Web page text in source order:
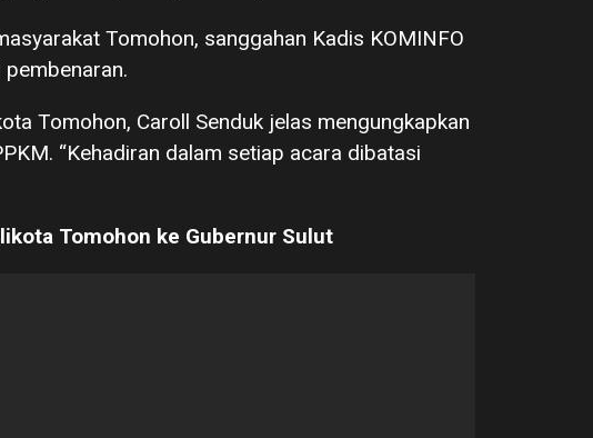
Tomohon, sanggahan Kadis KOMINFO
Tomohon, Caroll Senduk jelas mengungkapkan
“Kehadiran dalam setiap acara dibatasi
Tomohon ke Gubernur Sulut